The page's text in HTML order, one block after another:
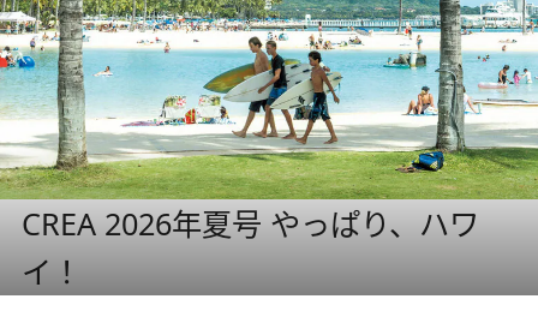
CREA 2026年夏号 やっぱり、ハワ
イ！